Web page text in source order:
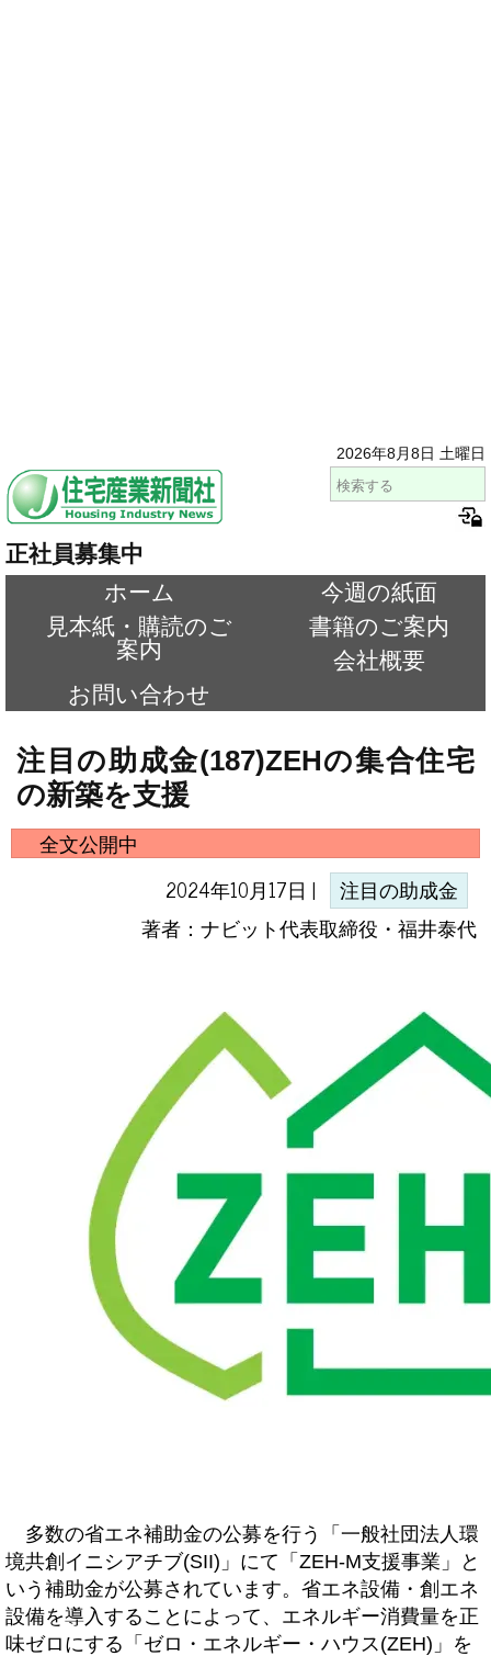
2026年8月8日 土曜日
正社員募集中
ホーム
今週の紙面
見本紙・購読のご
案内
書籍のご案内
会社概要
お問い合わせ
注目の助成金(187)ZEHの集合住宅
の新築を支援
全文公開中
2024年10月17日 |
注目の助成金
著者：ナビット代表取締役・福井泰代
多数の省エネ補助金の公募を行う「一般社団法人環
境共創イニシアチブ(SII)」にて「ZEH-M支援事業」と
いう補助金が公募されています。省エネ設備・創エネ
設備を導入することによって、エネルギー消費量を正
味ゼロにする「ゼロ・エネルギー・ハウス(ZEH)」を